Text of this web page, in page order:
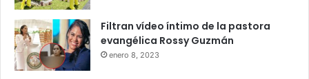
Filtran vídeo íntimo de la pastora
evangélica Rossy Guzmán
enero 8, 2023